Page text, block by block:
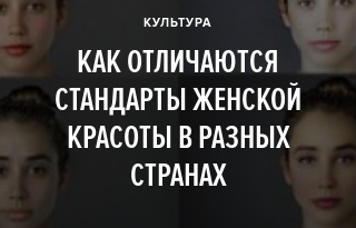
КУЛЬТУРА
КАК ОТЛИЧАЮТСЯ
СТАНДАРТЫ ЖЕНСКОЙ
КРАСОТЫ В РАЗНЫХ
СТРАНАХ